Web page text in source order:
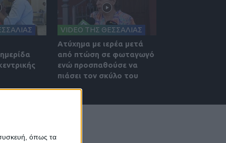
όπως τα
VIDEO ΤΗΣ ΘΕΣΣΑΛΙΑΣ
Ατύχημα με ιερέα μετά
από πτώση σε φωταγωγό
ενώ προσπαθούσε να
πιάσει τον σκύλο του